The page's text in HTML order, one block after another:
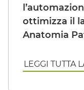
ottimizza il
Anatomia
LEGGI TUTTA